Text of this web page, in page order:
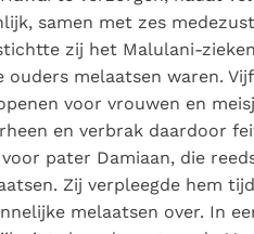
samen met zes
zij het Malulani-
ouders melaatsen waren.
voor vrouwen en
en verbrak daardoor
pater Damiaan, die
Zij verpleegde hem
melaatsen over. In